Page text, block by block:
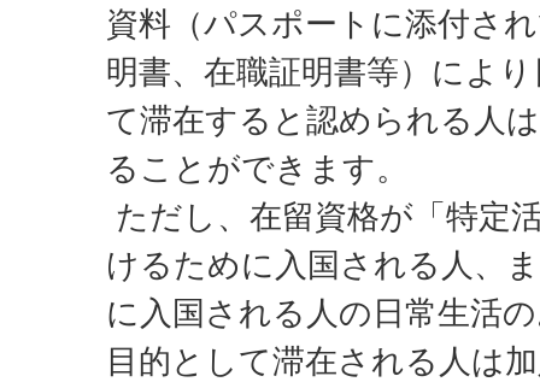
資料（パスポートに添付さ
明書、在職証明書等）によ
て滞在すると認められる人
ることができます。
ただし、在留資格が「特定
けるために入国される人、
に入国される人の日常生活
目的として滞在される人は